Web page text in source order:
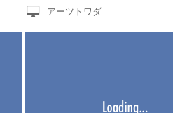
アーツトワダ